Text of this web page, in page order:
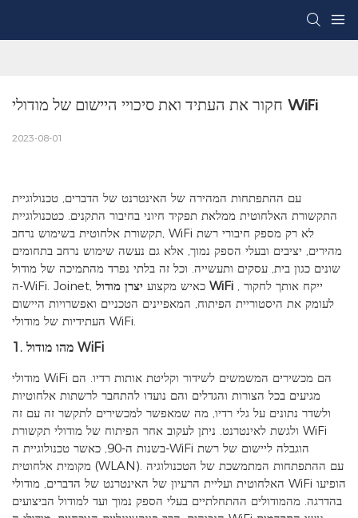
חקור את העתיד ואת סיכויי היישום של מודולי WiFi
2023-08-01
עם ההתפתחות המהירה של האינטרנט של הדברים, טכנולוגיית
התקשורת האלחוטית ממלאת תפקיד חיוני בחיבור התקנים. כטכנולוגיית
תקשורת אלחוטית בשימוש נרחב, WiFi לא רק מספק חיבורי רשת
מהירים, יציבים ובעלי הספק נמוך, אלא גם נעשה שימוש נרחב בתחומים
שונים כגון בית, עסקים ותעשייה. וכל זה בלתי נפרד מהתמיכה של מודול
ה-WiFi. Joinet, כאיש מקצוע יצרן מודול WiFi , ייקח אותך לחקור
לעומק את היסטוריית הפיתוח, המאפיינים הטכניים ואפשרויות היישום
העתידיות של מודולי WiFi.
1. מהו מודול WiFi
מודולי WiFi הם מכשירים המשמשים לשידור וקליטת אותות רדיו. הם
מגיעים בכל הצורות והגדלים והם נועדו להתחבר לרשתות אלחוטיות
ולשדר נתונים על גלי רדיו, מה שמאפשר למכשירים לתקשר זה עם זה
ולגשת לאינטרנט. ניתן לעקוב אחר הפיתוח של מודולי תקשורת WiFi
בשנות ה-90, כאשר טכנולוגיית ה-WiFi הוגבלה ליישום של רשת
מקומית אלחוטית (WLAN). עם ההתפתחות המתמשכת של הטכנולוגיה
האלחוטית ועליית הרעיון של האינטרנט של הדברים, מודולי WiFi הופיעו
בהדרגה. מהמודולים ההתחלתיים בעלי הספק נמוך ועד למודול הביצועים